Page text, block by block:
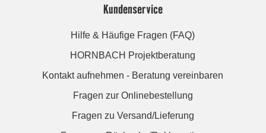
Kundenservice
Hilfe & Häufige Fragen (FAQ)
HORNBACH Projektberatung
Kontakt aufnehmen - Beratung vereinbaren
Fragen zur Onlinebestellung
Fragen zu Versand/Lieferung